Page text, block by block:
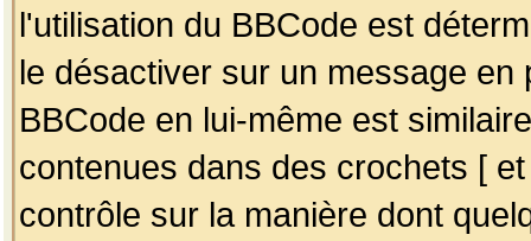
l'utilisation du BBCode est
le désactiver sur un message
BBCode en lui-même est
contenues dans des crochets [
contrôle sur la manière dont